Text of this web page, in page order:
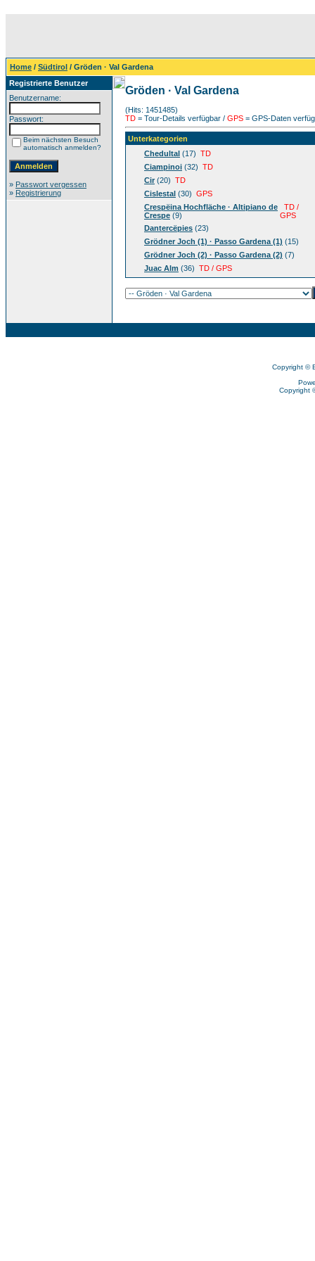
Home / Südtirol / Gröden · Val Gardena
Registrierte Benutzer
Benutzername:
Passwort:
Beim nächsten Besuch
automatisch anmelden?
» Passwort vergessen
» Registrierung
Gröden · Val Gardena
(Hits: 1451485)
TD = Tour-Details verfügbar / GPS = GPS-Daten
Unterkategorien
Chedultal (17) TD
Ciampinoi (32) TD
Cir(20) TD
Cislestal (30) GPS
Crespëina Hochfläche · Altipiano de
Crespe (9)
TD /
GPS
Dantercëpies (23)
Grödner Joch (1) · Passo Gardena (1) (15)
Grödner Joch (2) · Passo Gardena (2) (7)
Juac Alm (36) TD / GPS
Copyright ©
Copyright